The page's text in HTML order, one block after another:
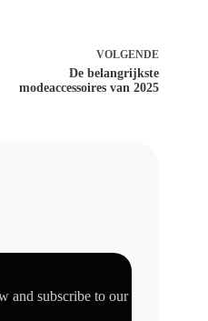
VOLGENDE
De belangrijkste
modeaccessoires van 2025
and subscribe to our